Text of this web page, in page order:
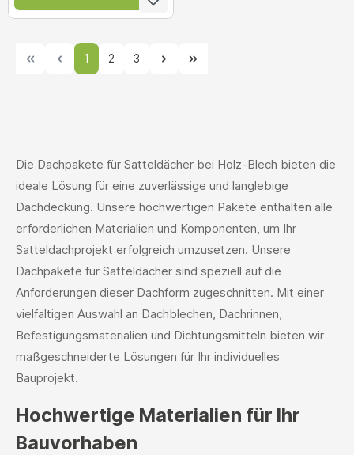
1 2 3
Die Dachpakete für Satteldächer bei Holz-Blech bieten die
ideale Lösung für eine zuverlässige und langlebige
Dachdeckung. Unsere hochwertigen Pakete enthalten alle
erforderlichen Materialien und Komponenten, um Ihr
Satteldachprojekt erfolgreich umzusetzen. Unsere
Dachpakete für Satteldächer sind speziell auf die
Anforderungen dieser Dachform zugeschnitten. Mit einer
vielfältigen Auswahl an Dachblechen, Dachrinnen,
Befestigungsmaterialien und Dichtungsmitteln bieten wir
maßgeschneiderte Lösungen für Ihr individuelles
Bauprojekt.
Hochwertige Materialien für Ihr
Bauvorhaben